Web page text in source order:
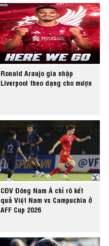
Ronald Araujo gia nhập
Liverpool theo dạng cho mượn
CĐV Đông Nam Á chỉ rõ kết
quả Việt Nam vs Campuchia ở
AFF Cup 2026